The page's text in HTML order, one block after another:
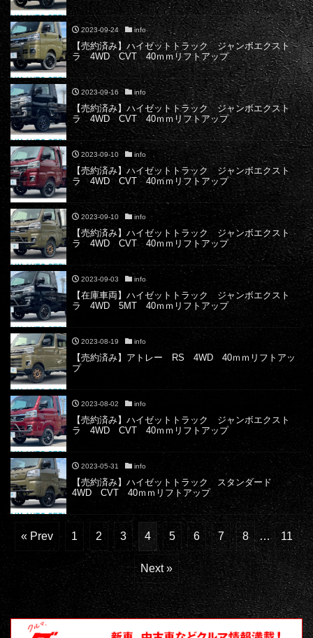
2023-09-24 info
【売約済み】ハイゼットトラック ジャンボエクスト
ラ 4WD CVT 40ｍｍリフトアップ
2023-09-16 info
【売約済み】ハイゼットトラック ジャンボエクスト
ラ 4WD CVT 40ｍｍリフトアップ
2023-09-10 info
【売約済み】ハイゼットトラック ジャンボエクスト
ラ 4WD CVT 40ｍｍリフトアップ
2023-09-10 info
【売約済み】ハイゼットトラック ジャンボエクスト
ラ 4WD CVT 40ｍｍリフトアップ
2023-09-03 info
【在庫車両】ハイゼットトラック ジャンボエクスト
ラ 4WD 5MT 40ｍｍリフトアップ
2023-08-19 info
【売約済み】アトレー RS 4WD 40ｍｍリフトアッ
プ
2023-08-02 info
【売約済み】ハイゼットトラック ジャンボエクスト
ラ 4WD CVT 40ｍｍリフトアップ
2023-05-31 info
【売約済み】ハイゼットトラック スタンダード
4WD CVT 40ｍｍリフトアップ
« Prev 1 2 3 4 5 6 7 8 … 11
Next »